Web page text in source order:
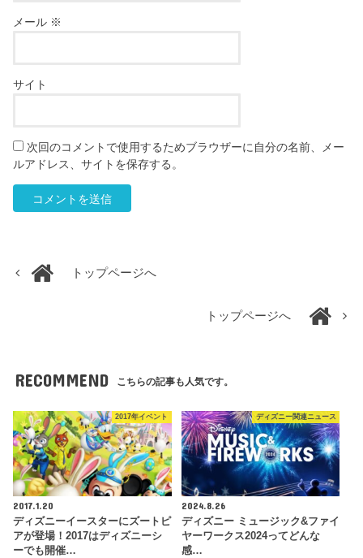
メール ※
サイト
次回のコメントで使用するためブラウザーに自分の名前、メー
ルアドレス、サイトを保存する。
トップページへ
トップページへ
RECOMMEND こちらの記事も人気です。
2017年イベント
2017.1.20
ディズニーイースターにズートピ
アが登場！2017はディズニーシ
ーでも開催…
ディズニー関連ニュース
2024.8.26
ディズニー ミュージック&ファイ
ヤーワークス2024ってどんな
感…